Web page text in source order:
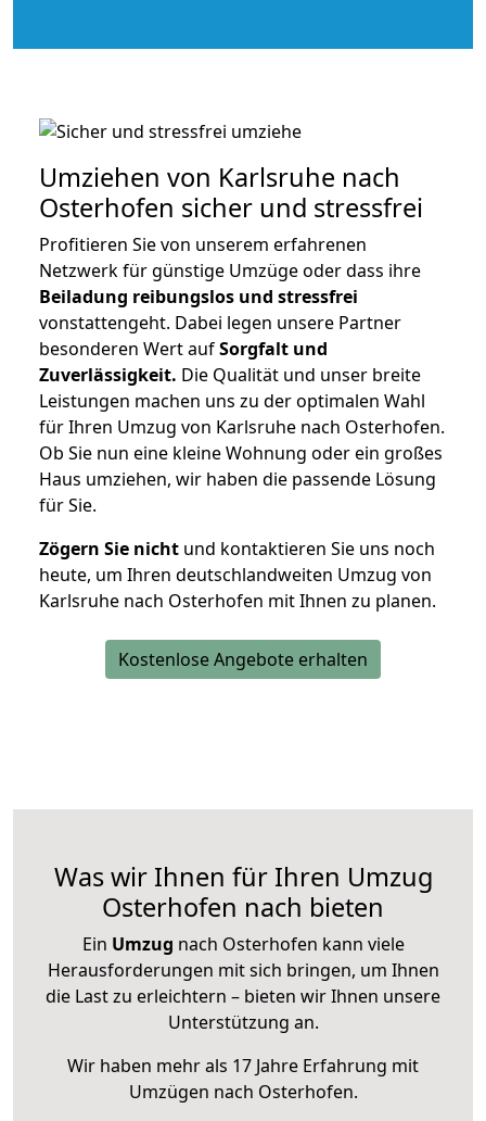
Umziehen von Karlsruhe nach
Osterhofen sicher und stressfrei
Profitieren Sie von unserem erfahrenen
Netzwerk für günstige Umzüge oder dass ihre
Beiladung reibungslos und stressfrei
vonstattengeht. Dabei legen unsere Partner
besonderen Wert aufSorgfalt und
Zuverlässigkeit. Die Qualität und unser breite
Leistungen machen uns zu der optimalen Wahl
für Ihren Umzug von Karlsruhe nach Osterhofen.
Ob Sie nun eine kleine Wohnung oder ein großes
Haus umziehen, wir haben die passende Lösung
für Sie.
Zögern Sie nicht und kontaktieren Sie uns noch
heute, um Ihren deutschlandweiten Umzug von
Karlsruhe nach Osterhofen mit Ihnen zu planen.
Kostenlose Angebote erhalten
Was wir Ihnen für Ihren Umzug
Osterhofen nach bieten
Ein Umzug nach Osterhofen kann viele
Herausforderungen mit sich bringen, um Ihnen
die Last zu erleichtern – bieten wir Ihnen unsere
Unterstützung an.
Wir haben mehr als 17 Jahre Erfahrung mit
Umzügen nach Osterhofen.